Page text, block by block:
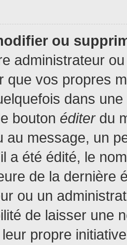
ou
administrateur
que vos propres
dans
bouton éditerdu
au message, un
a été édité, le
de la dernière
ou un
de laisser une
propre